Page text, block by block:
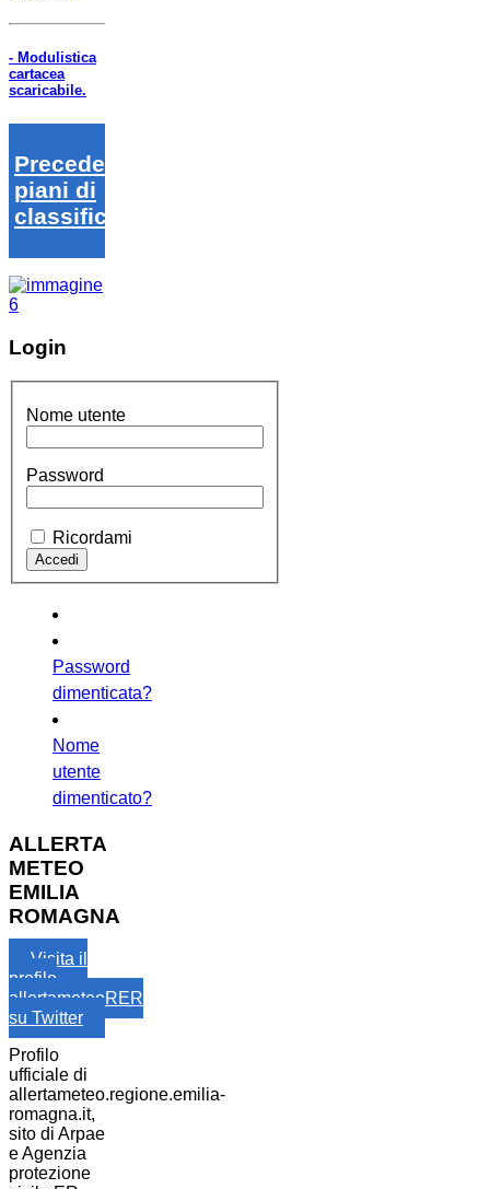
- Modulistica
cartacea
scaricabile.
Precedenti
piani di
classifica
Login
Nome utente
Password
Ricordami
Password
dimenticata?
Nome
utente
dimenticato?
ALLERTA
METEO
EMILIA
ROMAGNA
Visita il
profilo
allertameteoRER
su Twitter
Profilo
ufficiale di
allertameteo.regione.emilia-
romagna.it,
sito di Arpae
e Agenzia
protezione